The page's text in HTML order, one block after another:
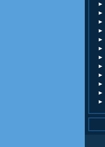
►
►
►
►
►
►
►
►
►
►
►
►